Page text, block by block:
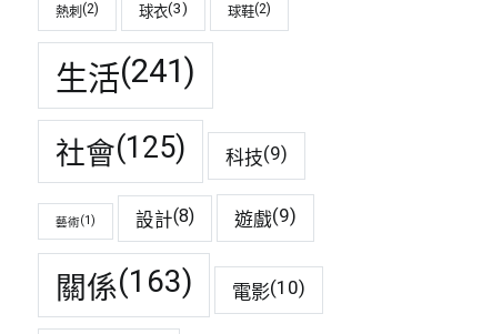
熱刺 (2) 球衣(3) 球鞋(2)
生活(241)
社會(125) 科技(9)
藝術(1) 設計(8) 遊戲(9)
關係(163) 電影(10)